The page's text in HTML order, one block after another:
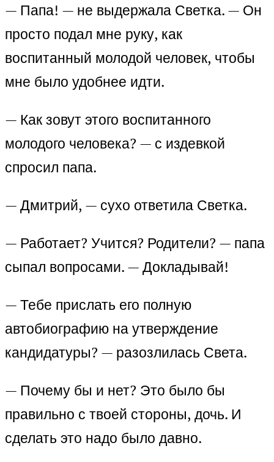
— Папа! — не выдержала Светка. — Он
просто подал мне руку, как
воспитанный молодой человек, чтобы
мне было удобнее идти.
— Как зовут этого воспитанного
молодого человека? — с издевкой
спросил папа.
— Дмитрий, — сухо ответила Светка.
— Работает? Учится? Родители? — папа
сыпал вопросами. — Докладывай!
— Тебе прислать его полную
автобиографию на утверждение
кандидатуры? — разозлилась Света.
— Почему бы и нет? Это было бы
правильно с твоей стороны, дочь. И
сделать это надо было давно.